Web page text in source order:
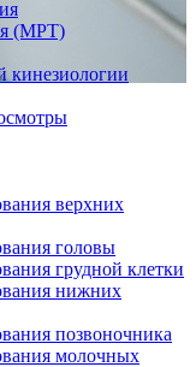
(МРТ)
кинезиологии
верхних
головы
грудной клетки
нижних
позвоночника
молочных